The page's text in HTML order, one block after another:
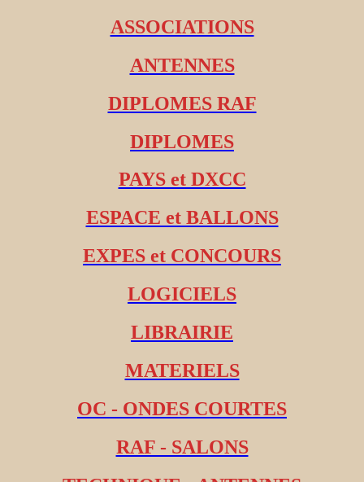
ASSOCIATIONS
ANTENNES
DIPLOMES RAF
DIPLOMES
PAYS et DXCC
ESPACE et BALLONS
EXPES et CONCOURS
LOGICIELS
LIBRAIRIE
MATERIELS
OC - ONDES COURTES
RAF - SALONS